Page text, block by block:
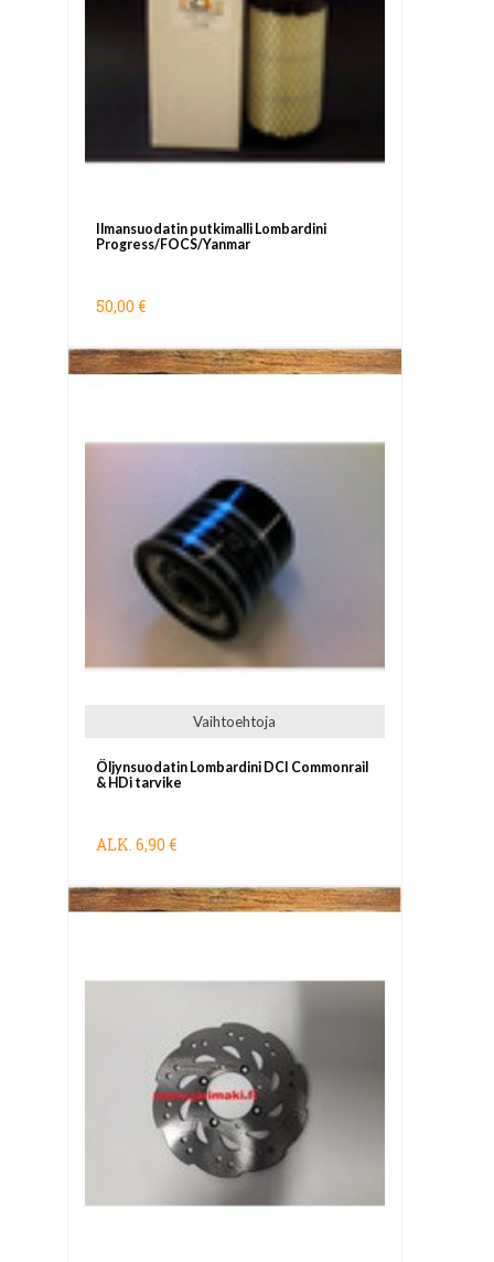
Ilmansuodatin putkimalli Lombardini
Progress/FOCS/Yanmar
50,00 €
Vaihtoehtoja
Öljynsuodatin Lombardini DCI Commonrail
& HDi tarvike
ALK. 6,90 €